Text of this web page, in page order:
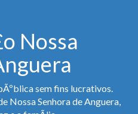
Nossa
sem fins lucrativos.
Nossa Senhora de Anguera,